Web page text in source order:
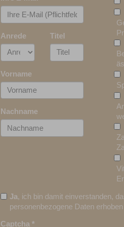
Anrede Titel
Vorname
Nachname
Ja, ich bin damit einverstanden,
personenbezogene Daten
Captcha *